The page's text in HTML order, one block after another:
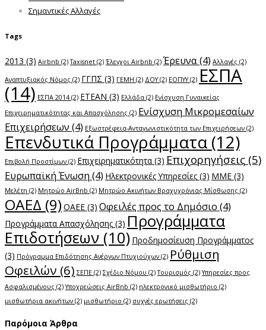
Σημαντικές Αλλαγές
Tags
2013 (3) Airbnb (2) Taxisnet (2) Έλεγχοι Airbnb (2) Έρευνα(4) Αλλαγές (2)
Αναπτυξιακός Νόμος (2) ΓΓΠΣ (3) ΓΕΜΗ (2) ΔΟΥ(2) ΕΟΠΥΥ(2) ΕΣΠΑ
(14) ΕΣΠΑ 2014 (2) ΕΤΕΑΝ (3) Ελλάδα (2) Ενίσχυση Γυναικείας
Επιχειρηματικότητας και Απασχόλησης (2) Ενίσχυση Μικρομεσαίων
Επιχειρήσεων (4) Εξωστρέφεια-Ανταγωνιστικότητα των Επιχειρήσεων (2)
Επενδυτικά Προγράμματα (12)
Επιβολή Προστίμων (2) Επιχειρηματικότητα (3) Επιχορηγήσεις (5)
Ευρωπαϊκή Ένωση(4) Ηλεκτρονικές Υπηρεσίες (3) ΜΜΕ (3)
Μελέτη (2) Μητρώο AirBnb (2) Μητρώο Ακινήτων Βραχυχρόνιας Μίσθωσης (2)
ΟΑΕΔ (9) ΟΑΕΕ (3) Οφειλές προς το Δημόσιο (4)
Προγράμματα Απασχόλησης (3) Προγράμματα
Επιδοτήσεων (10) Προδημοσίευση Προγράμματος
(3) Πρόγραμμα Επιδότησης Ανέργων Πτυχιούχων (2) Ρύθμιση
Οφειλών (6) ΣΕΠΕ (2) Σχέδιο Νόμου (2) Τουρισμός (2) Υπηρεσίες προς
Ασφαλισμένους (2) Υποχρεώσεις AirBnb (2) ηλεκτρονικό μισθωτήριο (2)
μισθωτήρια ακινήτων (2) μισθωτήριο (2) συχνές ερωτήσεις (2)
Παρόμοια Άρθρα